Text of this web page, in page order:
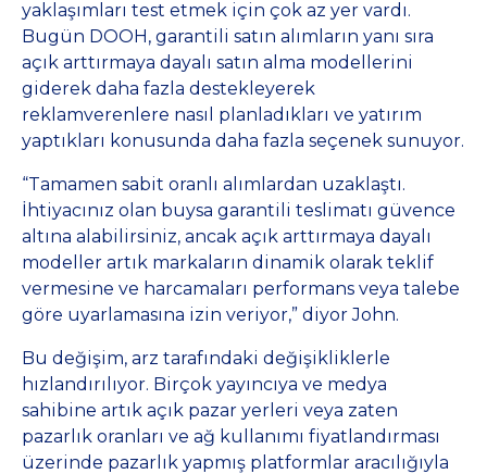
yaklaşımları test etmek için çok az yer vardı.
Bugün DOOH, garantili satın alımların yanı sıra
açık arttırmaya dayalı satın alma modellerini
giderek daha fazla destekleyerek
reklamverenlere nasıl planladıkları ve yatırım
yaptıkları konusunda daha fazla seçenek sunuyor.
“Tamamen sabit oranlı alımlardan uzaklaştı.
İhtiyacınız olan buysa garantili teslimatı güvence
altına alabilirsiniz, ancak açık arttırmaya dayalı
modeller artık markaların dinamik olarak teklif
vermesine ve harcamaları performans veya talebe
göre uyarlamasına izin veriyor,” diyor John.
Bu değişim, arz tarafındaki değişikliklerle
hızlandırılıyor. Birçok yayıncıya ve medya
sahibine artık açık pazar yerleri veya zaten
pazarlık oranları ve ağ kullanımı fiyatlandırması
üzerinde pazarlık yapmış platformlar aracılığıyla